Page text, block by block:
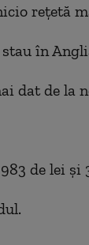
rețetă
în
dat de la
de lei și